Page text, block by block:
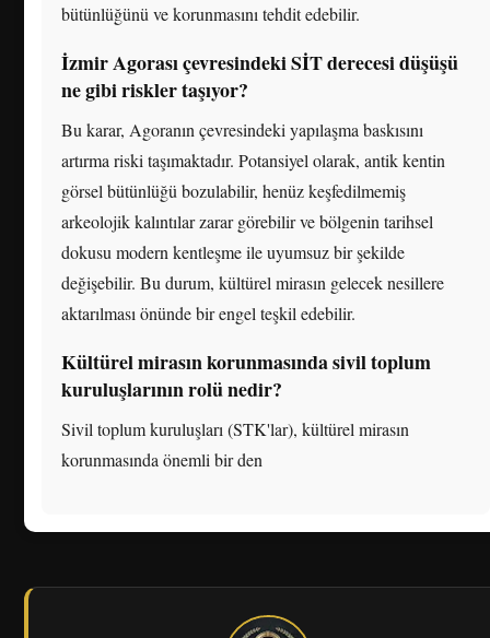
bütünlüğünü ve korunmasını tehdit edebilir.
İzmir Agorası çevresindeki SİT derecesi düşüşü
ne gibi riskler taşıyor?
Bu karar, Agoranın çevresindeki yapılaşma baskısını
artırma riski taşımaktadır. Potansiyel olarak, antik kentin
görsel bütünlüğü bozulabilir, henüz keşfedilmemiş
arkeolojik kalıntılar zarar görebilir ve bölgenin tarihsel
dokusu modern kentleşme ile uyumsuz bir şekilde
değişebilir. Bu durum, kültürel mirasın gelecek nesillere
aktarılması önünde bir engel teşkil edebilir.
Kültürel mirasın korunmasında sivil toplum
kuruluşlarının rolü nedir?
Sivil toplum kuruluşları (STK'lar), kültürel mirasın
korunmasında önemli bir den